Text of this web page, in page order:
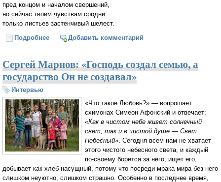
пред концом и началом свершений,
но сейчас твоим чувствам сродни
только листьев застенчивый шелест.
Подробнее о Осенний причал
Добавить комментарий
Сергей Марнов: «Господь создал семью, а
государство Он не создавал»
Интервью
«Что такое Любовь?» — вопрошает
схимонах Симеон Афонский и отвечает:
«Как в чистом небе живет солнечный
свет, так и в чистой душе — Свет
Небесный» . Сегодня всем нам не хватает
этого чистого небесного света, и каждый
по-своему борется за него, ищет его,
добывает как хлеб насущный, потому что посреди мрака мира без него
слишком неуютно, слишком страшно. Особенно в последнее время,